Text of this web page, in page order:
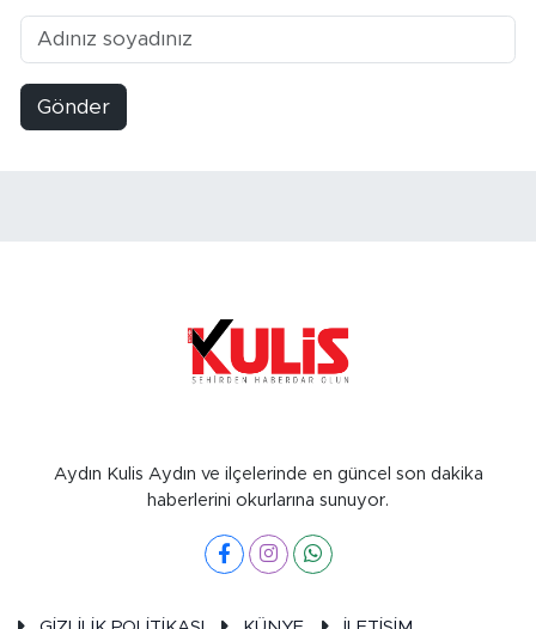
Gönder
Aydın Kulis Aydın ve ilçelerinde en güncel son dakika
haberlerini okurlarına sunuyor.